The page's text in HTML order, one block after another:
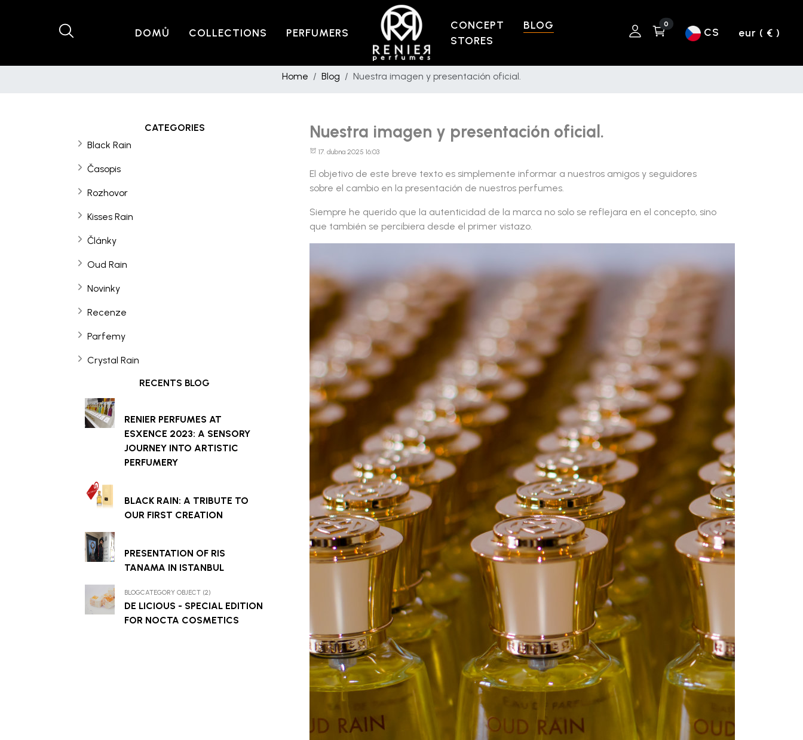
DOMŮ COLLECTIONS PERFUMERS
CONCEPT
BLOG
STORES
0
CS eur ( € )
Home Blog Nuestra imagen y presentación oficial.
CATEGORIES
Black Rain
Časopis
Rozhovor
Kisses Rain
Články
Oud Rain
Novinky
Recenze
Parfemy
Crystal Rain
RECENTS BLOG
RENIER PERFUMES AT
ESXENCE 2023: A SENSORY
JOURNEY INTO ARTISTIC
PERFUMERY
BLACK RAIN: A TRIBUTE TO
OUR FIRST CREATION
PRESENTATION OF RIS
TANAMA IN ISTANBUL
BLOGCATEGORY OBJECT (2)
DE LICIOUS - SPECIAL EDITION
FOR NOCTA COSMETICS
Nuestra imagen y presentación oficial.
17. dubna 2025 16:03
El objetivo de este breve texto es simplemente informar a nuestros amigos y seguidores
sobre el cambio en la presentación de nuestros perfumes.
Siempre he querido que la autenticidad de la marca no solo se reflejara en el concepto, sino
que también se percibiera desde el primer vistazo.